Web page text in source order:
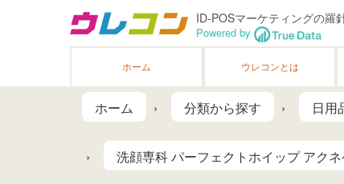
ID-POSマーケティングの羅
Powered by
ホーム ウレコンとは
ホーム 分類から探す 日用
洗顔専科 パーフェクトホイップ アク